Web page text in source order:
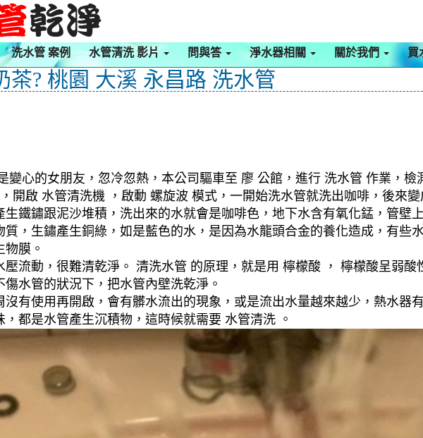
洗水管 案例 水管清洗 影片 問與答 淨水器相關 關於我們 買
茶? 桃園 大溪 永昌路 洗水管
變心的女朋友，忽冷忽熱，本公司驅車至 廖 公館，進行 洗水管 作業，
開啟 水管清洗機 ，啟動 螺旋波 模式，一開始洗水管就洗出咖啡，後來
鐵鏽跟泥沙堆積，洗出來的水就會是咖啡色，地下水含有氧化錳，管壁
，生鏽產生銅綠，如是藍色的水，是因為水龍頭合金的養化造成，有些
膜。
流動，很難清乾淨。 清洗水管 的原理，就是用 檸檬酸 ， 檸檬酸呈弱
水管的狀況下，把水管內壁洗乾淨。
有使用再開啟，會有髒水流出的現象，或是流出水量越來越少，熱水器
都是水管產生沉積物，這時候就需要 水管清洗 。